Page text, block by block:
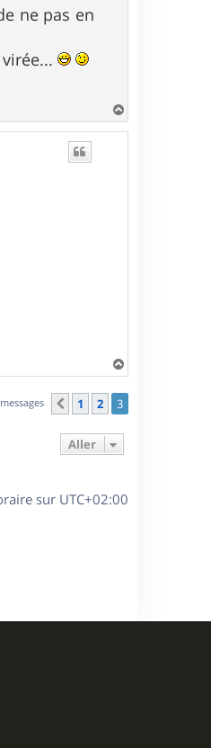
ne pas en
virée...
a
a
u
Précédent
1 2 3
Aller
sur UTC+02:00